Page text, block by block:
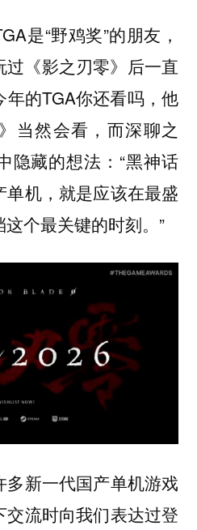
是“野鸡奖”的朋友，
过《影之刃零》后一直
的TGA你还看吗，他
当然会看，而深聊之
隐藏的想法：“黑神话
单机，就是应该在最盛
个最关键的时刻。”
新一代国产单机游戏
流时向我们表达过登